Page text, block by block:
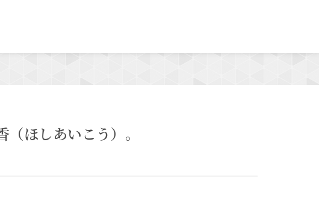
ほしあいこう）。